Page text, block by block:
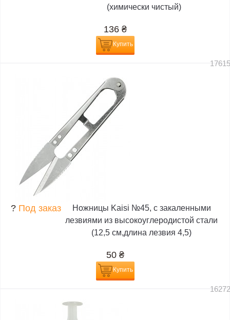
(химически чистый)
136 ₴
Купить
? Под заказ
Ножницы Kaisi №45, с закаленными
лезвиями из высокоуглеродистой стали
(12,5 см,длина лезвия 4,5)
50 ₴
Купить